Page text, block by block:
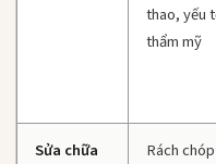
thao, yếu
thẩm mỹ
Sửa chữa
Rách chóp